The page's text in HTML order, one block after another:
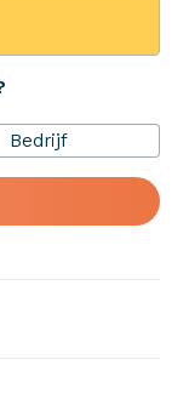
Bedrijf